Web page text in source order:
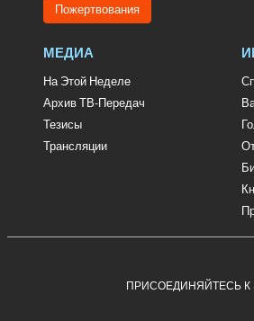
Пожертвования
МЕДИА
На Этой Неделе
Архив ТВ-Передач
Тезисы
Трансляции
ПРИСОЕДИНЯЙТЕСЬ К